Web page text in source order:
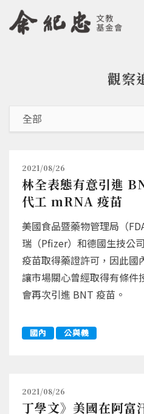
Jump to
Jump to
觀察
2021/08/26
林全表態有意引進
代工 mRNA 疫苗
美國食品暨藥物管理局（
瑞（Pfizer）和德國生技公
疫苗取得藥證許可，因此國
讓市場關心曾經取得有條件
會再次引進 BNT 疫苗。
國內 公與義
2021/08/26
丁學文》美國在阿富